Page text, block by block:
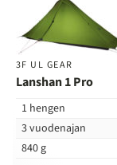
3F UL GEAR
Lanshan 1 Pro
1 hengen
3 vuodenajan
840 g